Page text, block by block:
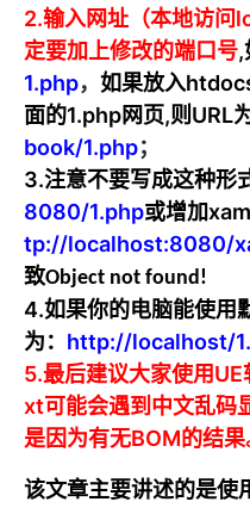
2.输入网址（本地访问
定要加上修改的端口号,
1.php， 如果放入
面的1.php网页,则URL
book/1.php；
3.注意不要写成这种形
8080/1.php或增加
tp://localhost:8080/
致Object not found!
4.如果你的电脑能使用
为： http://localhost/
5.最后建议大家使用
xt可能会遇到中文乱码
是因为有无BOM的结果
该文章主要讲述的是使